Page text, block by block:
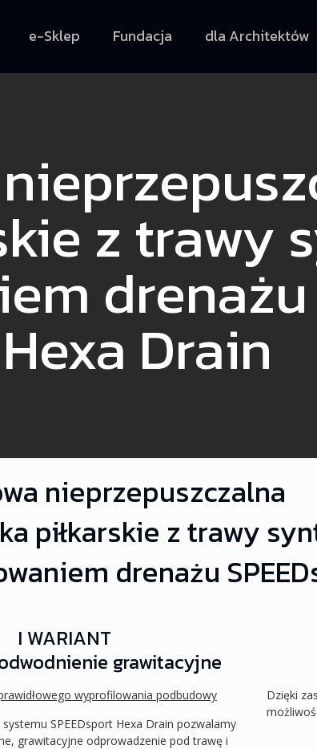
e-Sklep Fundacja dla Architektów
z trawy
drenażu
Hexa Drain
nieprzepuszczalna
piłkarskie z trawy
drenażu
I WARIANT
grawitacyjne
wyprofilowania podbudowy
SPEEDsport Hexa Drain pozwalamy
grawitacyjne odprowadzenie pod trawę i
Dzięki